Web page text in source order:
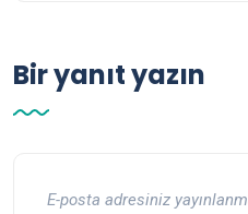
Bir yanıt yazın
E-posta adresiniz